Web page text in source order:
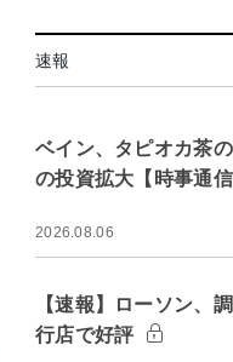
速報
ベイン、タピオカ茶
の投資拡大【時事通
2026.08.06
【速報】ローソン、
行店で好評